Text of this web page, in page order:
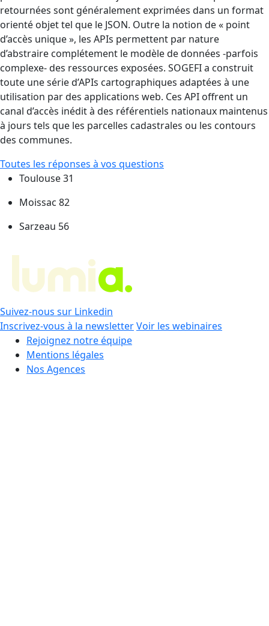
retournées sont généralement exprimées dans un format
orienté objet tel que le JSON. Outre la notion de « point
d’accès unique », les APIs permettent par nature
d’abstraire complétement le modèle de données -parfois
complexe- des ressources exposées. SOGEFI a construit
toute une série d’APIs cartographiques adaptées à une
utilisation par des applications web. Ces API offrent un
canal d’accès inédit à des référentiels nationaux maintenus
à jours tels que les parcelles cadastrales ou les contours
des communes.
Toutes les réponses à vos questions
Toulouse 31
Moissac 82
Sarzeau 56
Suivez-nous sur Linkedin
Inscrivez-vous à la newsletterVoir les webinaires
Rejoignez notre équipe
Mentions légales
Nos Agences